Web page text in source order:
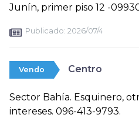
Junín, primer piso 12 -
Publicado: 2026/07/4
Vendo Centro
Sector Bahía. Esquinero,
intereses. 096-413-9793.